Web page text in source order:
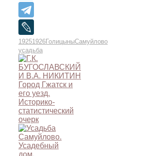
19251926ГолицыныСамуйлово
усадьба